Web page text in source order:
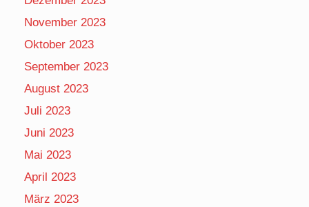
November 2023
Oktober 2023
September 2023
August 2023
Juli 2023
Juni 2023
Mai 2023
April 2023
März 2023